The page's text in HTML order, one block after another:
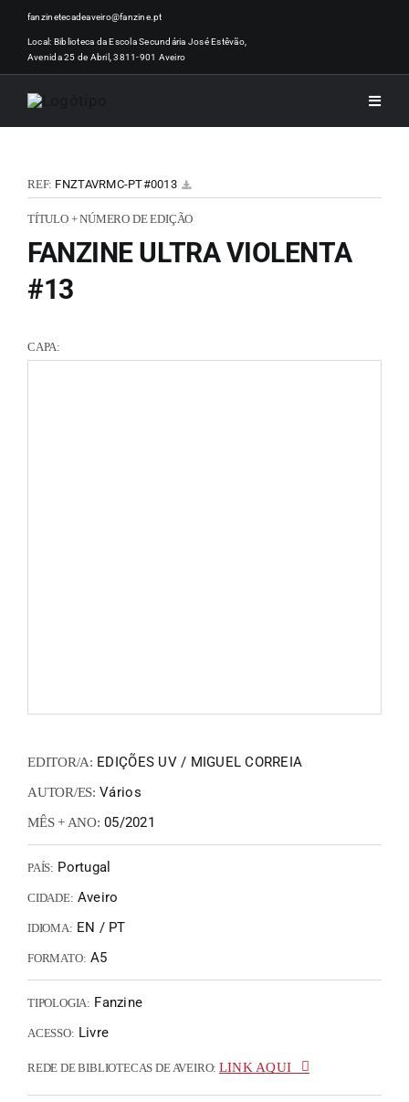
Skip
content
fanzinetecadeaveiro@fanzine.pt
Local: Biblioteca da Escola Secundária José Estêvão,
Avenida 25 de Abril, 3811-901 Aveiro
Toggle
REF: FNZTAVRMC-PT#0013
TÍTULO + NÚMERO DE EDIÇÃO
FANZINE ULTRA VIOLENTA
#13
CAPA:
EDITOR/A: EDIÇÕES UV / MIGUEL CORREIA
AUTOR/ES: Vários
MÊS + ANO: 05/2021
PAÍS: Portugal
CIDADE: Aveiro
IDIOMA: EN / PT
FORMATO: A5
TIPOLOGIA: Fanzine
ACESSO: Livre
REDE DE BIBLIOTECAS DE AVEIRO: LINK AQUI